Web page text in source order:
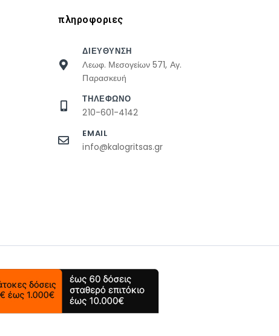
πληροφοριες
ΔΙΕΥΘΥΝΣΗ
Λεωφ. Μεσογείων 571, Αγ.
Παρασκευή
ΤΗΛΕΦΩΝΟ
210-601-4142
EMAIL
info@kalogritsas.gr